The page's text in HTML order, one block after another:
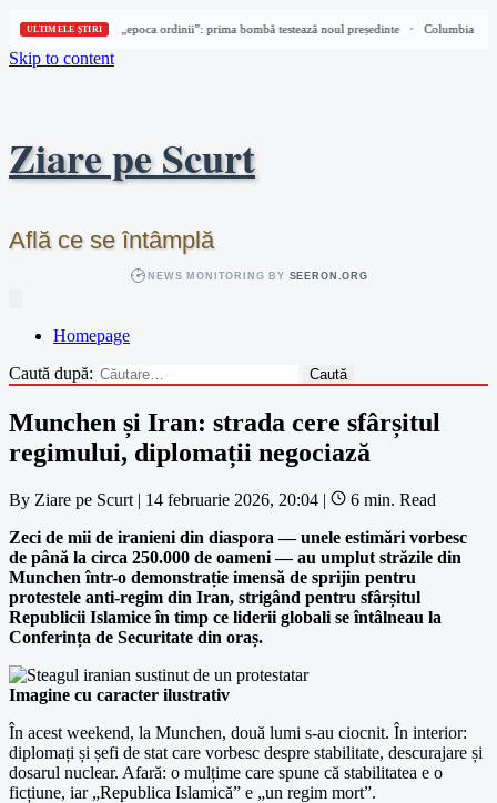
ULTIMELE ȘTIRI
Columbia intră în „epoca ordinii”: prima bombă testează noul președinte Columbia
Skip to content
Ziare pe Scurt
Află ce se întâmplă
NEWS MONITORING BY SEERON.ORG
Homepage
Caută după:
Munchen și Iran: strada cere sfârșitul
regimului, diplomații negociază
By Ziare pe Scurt | 14 februarie 2026, 20:04 |
6 min. Read
Zeci de mii de iranieni din diaspora — unele estimări vorbesc
de până la circa 250.000 de oameni — au umplut străzile din
Munchen într-o demonstrație imensă de sprijin pentru
protestele anti-regim din Iran, strigând pentru sfârșitul
Republicii Islamice în timp ce liderii globali se întâlneau la
Conferința de Securitate din oraș.
Imagine cu caracter ilustrativ
În acest weekend, la Munchen, două lumi s-au ciocnit. În interior:
diplomați și șefi de stat care vorbesc despre stabilitate, descurajare și
dosarul nuclear. Afară: o mulțime care spune că stabilitatea e o
ficțiune, iar „Republica Islamică” e „un regim mort”.